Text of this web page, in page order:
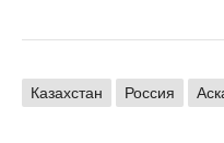
Казахстан Россия